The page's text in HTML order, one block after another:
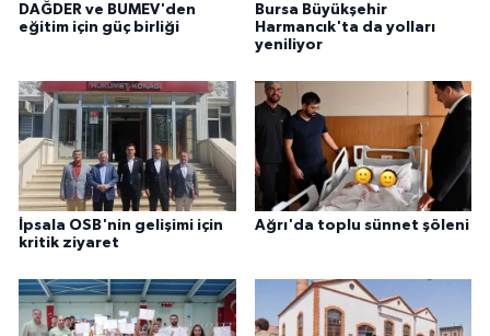
DAĞDER ve BUMEV'den
eğitim için güç birliği
Bursa Büyükşehir
Harmancık'ta da yolları
yeniliyor
İpsala OSB'nin gelişimi için
kritik ziyaret
Ağrı'da toplu sünnet şöleni